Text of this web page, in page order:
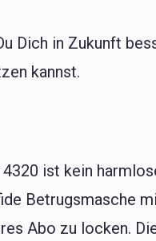
Dich in Zukunft
kannst.
ist kein
Betrugsmasche
Abo zu locken.